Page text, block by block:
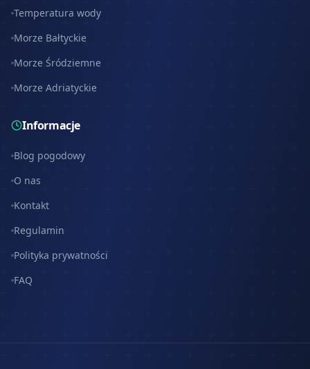
Temperatura wody
Morze Bałtyckie
Morze Śródziemne
Morze Adriatyckie
Informacje
Blog pogodowy
O nas
Kontakt
Regulamin
Polityka prywatności
FAQ